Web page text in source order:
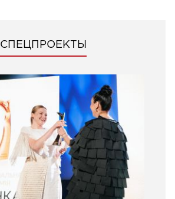
СПЕЦПРОЕКТЫ